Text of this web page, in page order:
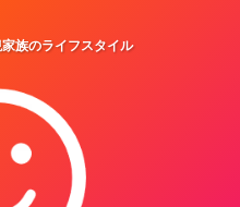
族のライフスタイル